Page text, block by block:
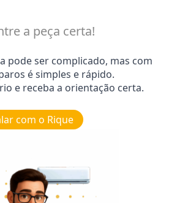
a peça certa!
pode ser complicado, mas com
é simples e rápido.
e receba a orientação certa.
com o Rique